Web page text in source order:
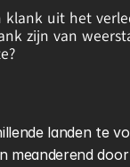
uit het
zijn van
landen te
meanderend